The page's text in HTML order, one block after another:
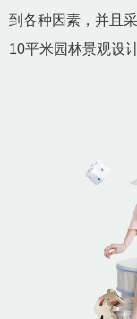
到各种因素，并且
10平米园林景观设计